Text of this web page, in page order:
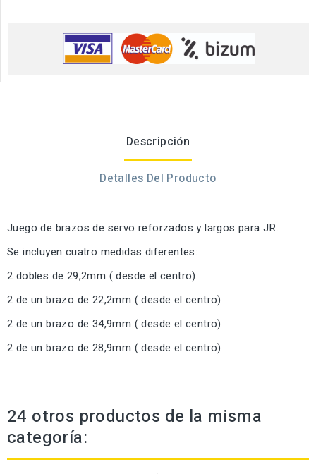
Descripción
Detalles Del Producto
Juego de brazos de servo reforzados y largos para JR.
Se incluyen cuatro medidas diferentes:
2 dobles de 29,2mm ( desde el centro)
2 de un brazo de 22,2mm ( desde el centro)
2 de un brazo de 34,9mm ( desde el centro)
2 de un brazo de 28,9mm ( desde el centro)
24 otros productos de la misma
categoría: